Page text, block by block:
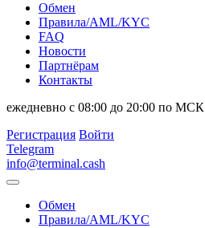
Обмен
Правила/AML/KYC
FAQ
Новости
Партнёрам
Контакты
ежедневно с 08:00 до 20:00 по МСК
Регистрация Войти
Telegram
info@terminal.cash
Обмен
Правила/AML/KYC